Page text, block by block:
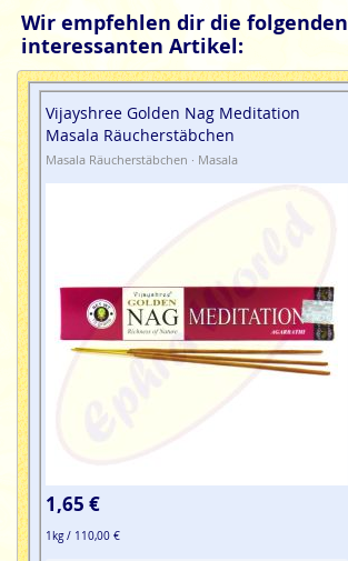
Wir empfehlen dir die folgenden
interessanten Artikel:
Vijayshree Golden Nag Meditation
Masala Räucherstäbchen
Masala Räucherstäbchen · Masala
1,65 €
1kg / 110,00 €